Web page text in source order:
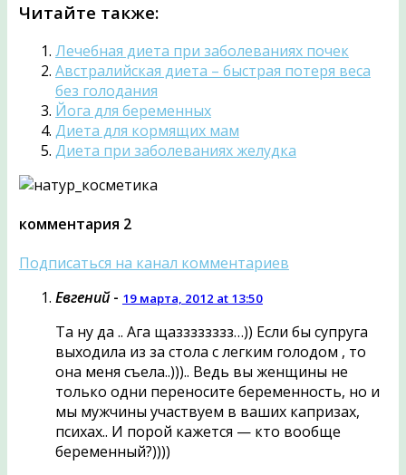
Читайте также:
Лечебная диета при заболеваниях почек
Австралийская диета – быстрая потеря веса
без голодания
Йога для беременных
Диета для кормящих мам
Диета при заболеваниях желудка
комментария 2
Подписаться на канал комментариев
Евгений - 19 марта, 2012 at 13:50
Та ну да .. Ага щазззззззз…)) Если бы супруга
выходила из за стола с легким голодом , то
она меня съела..))).. Ведь вы женщины не
только одни переносите беременность, но и
мы мужчины участвуем в ваших капризах,
психах.. И порой кажется — кто вообще
беременный?))))